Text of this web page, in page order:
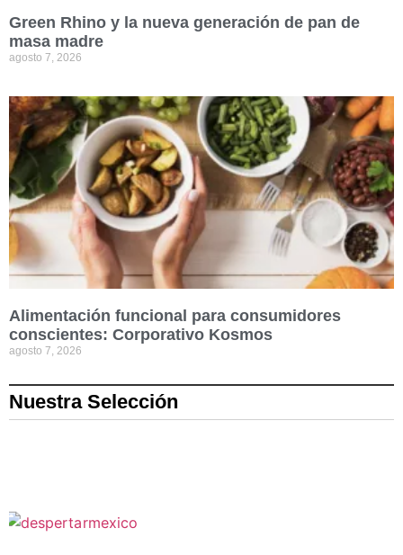
Green Rhino y la nueva generación de pan de
masa madre
agosto 7, 2026
Alimentación funcional para consumidores
conscientes: Corporativo Kosmos
agosto 7, 2026
Nuestra Selección